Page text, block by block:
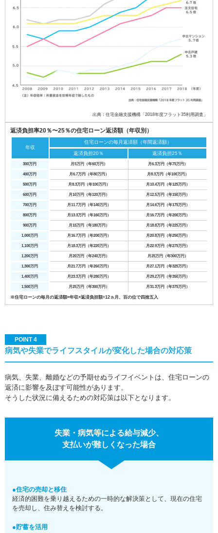
出典：住宅金融支援機構「2018年度フラット35利用調査」
返済負担率20％〜25％の住宅ローン返済額（年収別）
年収
住宅ローンの毎月返済額（年間返済額）
返済負担20％ 返済負担25％
300万円 月5万円（年60万円） 月6.3万円（年75万円）
400万円 月6.7万円（年80万円） 月8.3万円（年100万円）
500万円 月8.3万円（年100万円） 月10.4万円（年125万円）
600万円 月10万円（年120万円） 月12.5万円（年150万円）
700万円 月11.7万円（年140万円） 月14.6万円（年175万円）
800万円 月13.3万円（年160万円） 月16.7万円（年200万円）
900万円 月15万円（年180万円） 月18.8万円（年225万円）
1,000万円 月16.7万円（年200万円） 月20.8万円（年250万円）
1,100万円 月18.3万円（年220万円） 月22.9万円（年275万円）
1,200万円 月20万円（年240万円） 月25万円（年300万円）
1,300万円 月21.7万円（年260万円） 月27.1万円（年325万円）
1,400万円 月23.3万円（年280万円） 月29.2万円（年350万円）
1,500万円 月25万円（年300万円） 月31.3万円（年375万円）
※住宅ローンの毎月の返済額=年収×返済負担額÷12ヵ月、百の位で四捨五入
POINT 4
病気や失業でライフスタイルが変化した場合の対応策
病気、失業、離婚などの予期せぬライフイベントは、住宅ローンの
返済に影響を及ぼす可能性があります。
そうした状況に備えるための対応策は以下となります。
失業・病気等による給与減少、
支払いが難しくなった場合
●住宅の売却と移住
経済的困難を乗り越えるための一時的な解決策として、現在の住宅
を売却し、住み替えを検討する。
●貯蓄を活用